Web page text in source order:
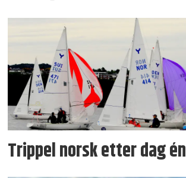
Trippel norsk etter dag én